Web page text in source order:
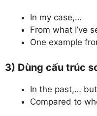
In my case,…
From what I’ve
One example
3) Dùng cấu trúc
In the past,…
Compared to